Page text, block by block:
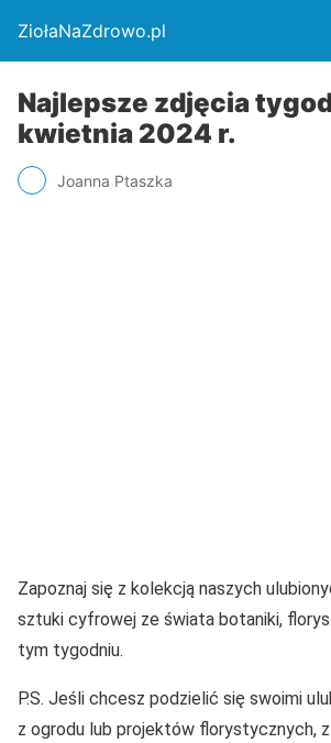
ZiołaNaZdrowo.pl
Najlepsze zdjęcia
kwietnia 2024 r.
Joanna Ptaszka
Zapoznaj się z kolekcją naszych
sztuki cyfrowej ze świata botaniki,
tym tygodniu.
P.S. Jeśli chcesz podzielić się swoimi
z ogrodu lub projektów florystycznych,